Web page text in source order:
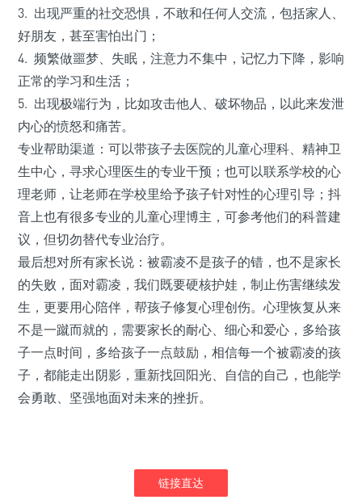
3. 出现严重的社交恐惧，不敢和任何人交流，包括家人、
好朋友，甚至害怕出门；
4. 频繁做噩梦、失眠，注意力不集中，记忆力下降，影响
正常的学习和生活；
5. 出现极端行为，比如攻击他人、破坏物品，以此来发泄
内心的愤怒和痛苦。
专业帮助渠道：可以带孩子去医院的儿童心理科、精神卫
生中心，寻求心理医生的专业干预；也可以联系学校的心
理老师，让老师在学校里给予孩子针对性的心理引导；抖
音上也有很多专业的儿童心理博主，可参考他们的科普建
议，但切勿替代专业治疗。
最后想对所有家长说：被霸凌不是孩子的错，也不是家长
的失败，面对霸凌，我们既要硬核护娃，制止伤害继续发
生，更要用心陪伴，帮孩子修复心理创伤。心理恢复从来
不是一蹴而就的，需要家长的耐心、细心和爱心，多给孩
子一点时间，多给孩子一点鼓励，相信每一个被霸凌的孩
子，都能走出阴影，重新找回阳光、自信的自己，也能学
会勇敢、坚强地面对未来的挫折。
链接直达